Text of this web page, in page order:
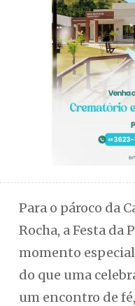
Para o pároco da
Rocha, a Festa da
momento
do que uma
um encontro de